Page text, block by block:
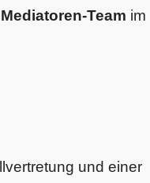
Team im
und einer